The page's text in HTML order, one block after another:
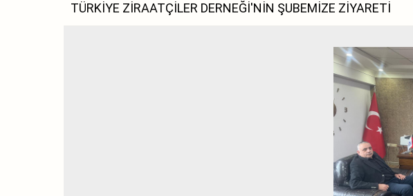
TÜRKİYE ZİRAATÇİLER DERNEĞİ'NİN ŞUBEMİZE ZİYARETİ